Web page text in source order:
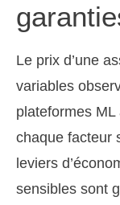
Le prix d’une
variables
plateformes ML
chaque facteur
leviers
sensibles sont